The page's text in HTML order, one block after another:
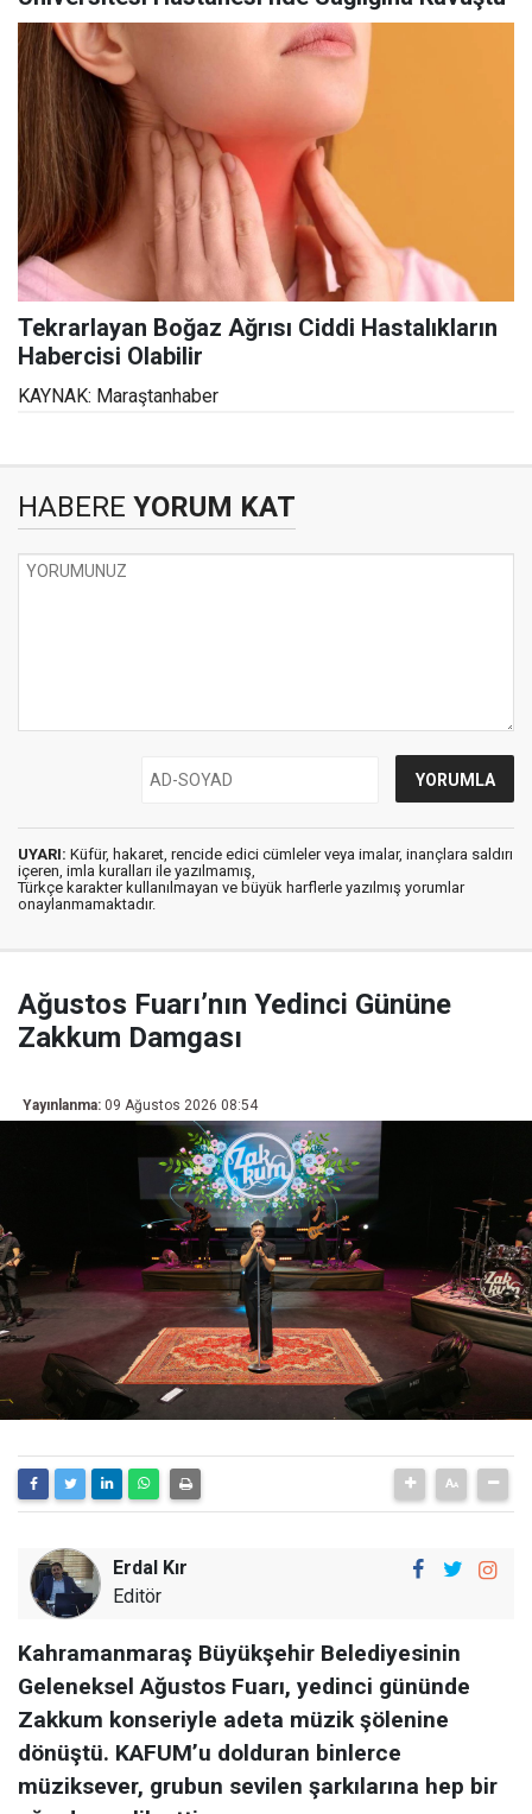
Tekrarlayan Boğaz Ağrısı Ciddi Hastalıkların
Habercisi Olabilir
KAYNAK: Maraştanhaber
HABERE YORUM KAT
UYARI: Küfür, hakaret, rencide edici cümleler veya imalar, inançlara saldırı
içeren, imla kuralları ile yazılmamış,
Türkçe karakter kullanılmayan ve büyük harflerle yazılmış yorumlar
onaylanmamaktadır.
Ağustos Fuarı’nın Yedinci Gününe
Zakkum Damgası
Yayınlanma: 09 Ağustos 2026 08:54
Erdal Kır
Editör
Kahramanmaraş Büyükşehir Belediyesinin
Geleneksel Ağustos Fuarı, yedinci gününde
Zakkum konseriyle adeta müzik şölenine
dönüştü. KAFUM’u dolduran binlerce
müziksever, grubun sevilen şarkılarına hep bir